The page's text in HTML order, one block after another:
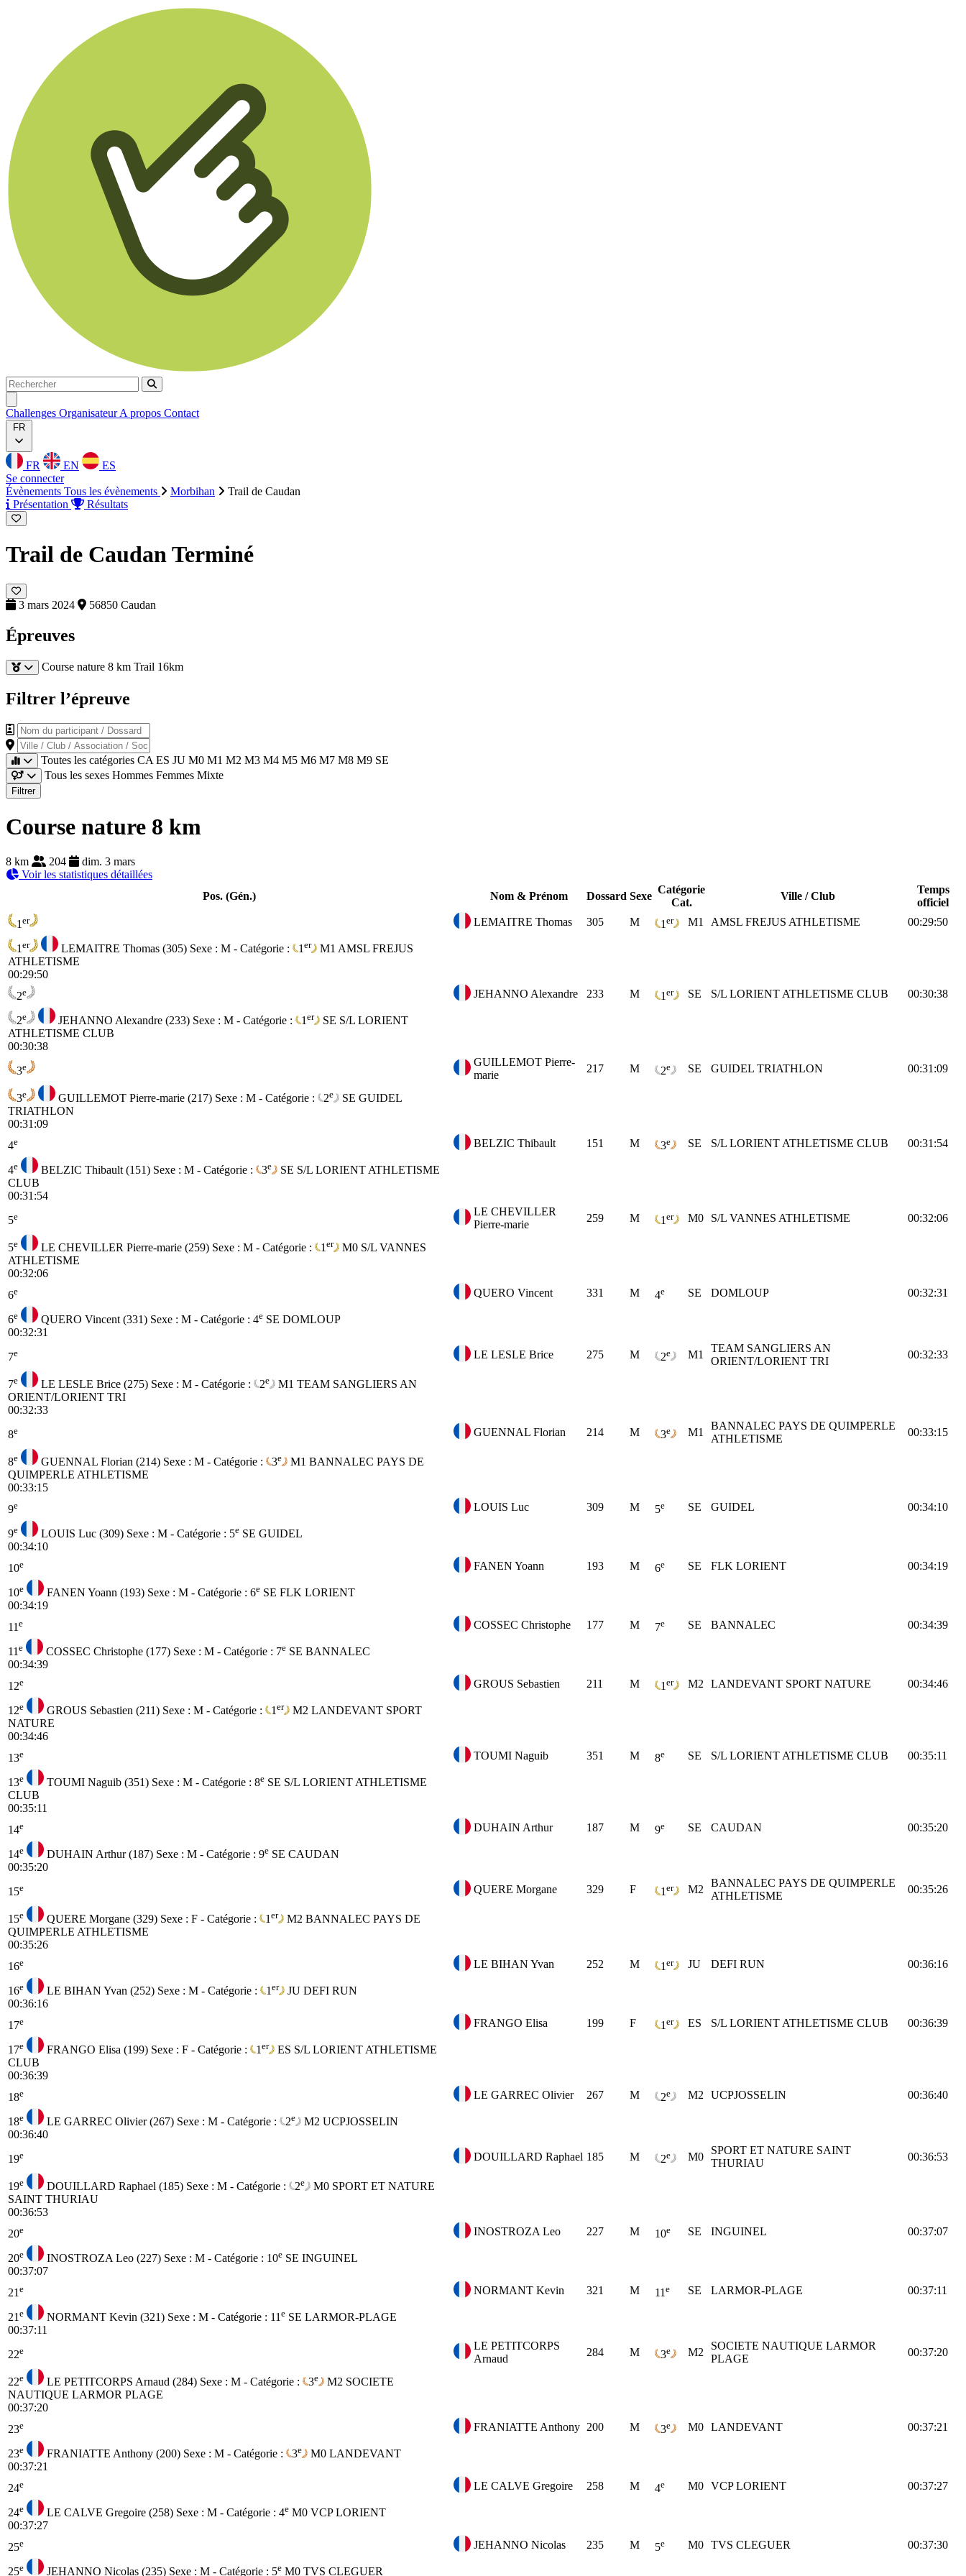
Rechercher
Rechercher
Challenges OrganisateurA propos Contact
FR
FR EN
ES
Se connecter
Évènements Tous les évènements Morbihan
Trail de Caudan
Présentation
Résultats
Trail de CaudanTerminé
3 mars 2024 56850 Caudan
Épreuves
Course nature 8 km Trail 16km
Filtrer l’épreuve
Nom du participant / Dossard
Ville / Club / Association / Société
Toutes les catégories CA ES JU M0 M1 M2 M3 M4 M5 M6 M7 M8 M9 SE
Tous les sexes Hommes Femmes Mixte
Filtrer
Course nature 8 km
8 km 204
dim. 3 mars
Voir les statistiques détaillées
Pos. (Gén.)
Nom & Prénom Dossard Sexe
Catégorie
Cat.
Ville / Club
Temps
officiel
1 er LEMAITRE Thomas 305 M 1 er M1 AMSL FREJUS ATHLETISME 00:29:50
1 er LEMAITRE Thomas (305) Sexe : M - Catégorie : 1 er M1 AMSL FREJUS
ATHLETISME
00:29:50
2e JEHANNO Alexandre 233 M 1 er SE S/L LORIENT ATHLETISME CLUB 00:30:38
2e JEHANNO Alexandre (233) Sexe : M - Catégorie : 1 er SE S/L LORIENT
ATHLETISME CLUB
00:30:38
3e
GUILLEMOT Pierre-
marie
217 M 2e SE GUIDEL TRIATHLON 00:31:09
3e GUILLEMOT Pierre-marie (217) Sexe : M - Catégorie : 2e SE GUIDEL
TRIATHLON
00:31:09
4e BELZIC Thibault 151 M 3e SE S/L LORIENT ATHLETISME CLUB 00:31:54
4e BELZIC Thibault (151) Sexe : M - Catégorie : 3e SE S/L LORIENT ATHLETISME
CLUB
00:31:54
5e
LE CHEVILLER
Pierre-marie
259 M 1 er M0 S/L VANNES ATHLETISME 00:32:06
5e LE CHEVILLER Pierre-marie (259) Sexe : M - Catégorie : 1 er M0 S/L VANNES
ATHLETISME
00:32:06
6e QUERO Vincent 331 M 4e SE DOMLOUP 00:32:31
6e QUERO Vincent (331) Sexe : M - Catégorie : 4e SE DOMLOUP
00:32:31
7e LE LESLE Brice 275 M 2e M1
TEAM SANGLIERS AN
ORIENT/LORIENT TRI
00:32:33
7e LE LESLE Brice (275) Sexe : M - Catégorie : 2e M1 TEAM SANGLIERS AN
ORIENT/LORIENT TRI
00:32:33
8e GUENNAL Florian 214 M 3e M1
BANNALEC PAYS DE QUIMPERLE
ATHLETISME
00:33:15
8e GUENNAL Florian (214) Sexe : M - Catégorie : 3e M1 BANNALEC PAYS DE
QUIMPERLE ATHLETISME
00:33:15
9e LOUIS Luc 309 M 5e SE GUIDEL 00:34:10
9e LOUIS Luc (309) Sexe : M - Catégorie : 5e SE GUIDEL
00:34:10
10e FANEN Yoann 193 M 6e SE FLK LORIENT 00:34:19
10e FANEN Yoann (193) Sexe : M - Catégorie : 6e SE FLK LORIENT
00:34:19
11 e COSSEC Christophe 177 M 7e SE BANNALEC 00:34:39
11 e COSSEC Christophe (177) Sexe : M - Catégorie : 7e SE BANNALEC
00:34:39
12e GROUS Sebastien 211 M 1 er M2 LANDEVANT SPORT NATURE 00:34:46
12e GROUS Sebastien (211) Sexe : M - Catégorie : 1 er M2 LANDEVANT SPORT
NATURE
00:34:46
13e TOUMI Naguib 351 M 8e SE S/L LORIENT ATHLETISME CLUB 00:35:11
13e TOUMI Naguib (351) Sexe : M - Catégorie : 8e SE S/L LORIENT ATHLETISME
CLUB
00:35:11
14e DUHAIN Arthur 187 M 9e SE CAUDAN 00:35:20
14e DUHAIN Arthur (187) Sexe : M - Catégorie : 9e SE CAUDAN
00:35:20
15e QUERE Morgane 329 F 1 er M2
BANNALEC PAYS DE QUIMPERLE
ATHLETISME
00:35:26
15e QUERE Morgane (329) Sexe : F - Catégorie : 1 er M2 BANNALEC PAYS DE
QUIMPERLE ATHLETISME
00:35:26
16e LE BIHAN Yvan 252 M 1 er JU DEFI RUN 00:36:16
16e LE BIHAN Yvan (252) Sexe : M - Catégorie : 1 er JU DEFI RUN
00:36:16
17e FRANGO Elisa 199 F 1 er ES S/L LORIENT ATHLETISME CLUB 00:36:39
17e FRANGO Elisa (199) Sexe : F - Catégorie : 1 er ES S/L LORIENT ATHLETISME
CLUB
00:36:39
18e LE GARREC Olivier 267 M 2e M2 UCPJOSSELIN 00:36:40
18e LE GARREC Olivier (267) Sexe : M - Catégorie : 2e M2 UCPJOSSELIN
00:36:40
19e DOUILLARD Raphael 185 M 2e M0
SPORT ET NATURE SAINT
THURIAU
00:36:53
19e DOUILLARD Raphael (185) Sexe : M - Catégorie : 2e M0 SPORT ET NATURE
SAINT THURIAU
00:36:53
20e INOSTROZA Leo 227 M 10e SE INGUINEL 00:37:07
20e INOSTROZA Leo (227) Sexe : M - Catégorie : 10e SE INGUINEL
00:37:07
21 e NORMANT Kevin 321 M 11 e SE LARMOR-PLAGE 00:37:11
21 e NORMANT Kevin (321) Sexe : M - Catégorie : 11 e SE LARMOR-PLAGE
00:37:11
22e
LE PETITCORPS
Arnaud
284 M 3e M2
SOCIETE NAUTIQUE LARMOR
PLAGE
00:37:20
22e LE PETITCORPS Arnaud (284) Sexe : M - Catégorie : 3e M2 SOCIETE
NAUTIQUE LARMOR PLAGE
00:37:20
23e FRANIATTE Anthony 200 M 3e M0 LANDEVANT 00:37:21
23e FRANIATTE Anthony (200) Sexe : M - Catégorie : 3e M0 LANDEVANT
00:37:21
24e LE CALVE Gregoire 258 M 4e M0 VCP LORIENT 00:37:27
24e LE CALVE Gregoire (258) Sexe : M - Catégorie : 4e M0 VCP LORIENT
00:37:27
25e JEHANNO Nicolas 235 M 5e M0 TVS CLEGUER 00:37:30
25e JEHANNO Nicolas (235) Sexe : M - Catégorie : 5e M0 TVS CLEGUER